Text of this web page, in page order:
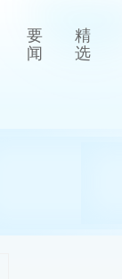
要
闻
精
选